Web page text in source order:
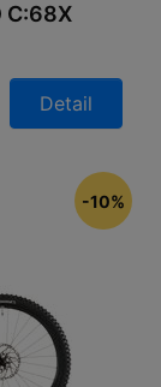
C:68X
Detail
-10%